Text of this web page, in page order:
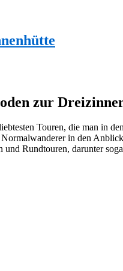
zur
Touren, die man in
in den
Rundtouren, darunter